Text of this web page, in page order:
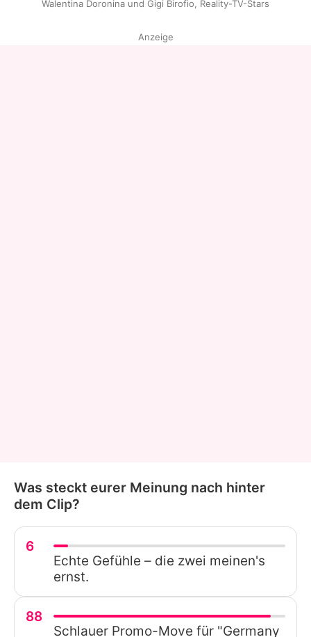
Walentina Doronina und Gigi Birofio, Reality-TV-Stars
Anzeige
Was steckt eurer Meinung nach hinter
dem Clip?
6
Echte Gefühle – die zwei meinen's
ernst.
88
Schlauer Promo-Move für "Germany